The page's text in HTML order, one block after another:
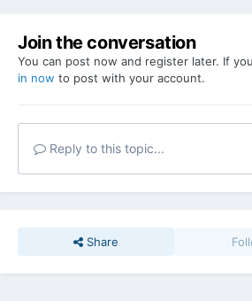
Join the conversation
You can post now and register later. If
in now to post with your account.
Reply to this topic...
Share